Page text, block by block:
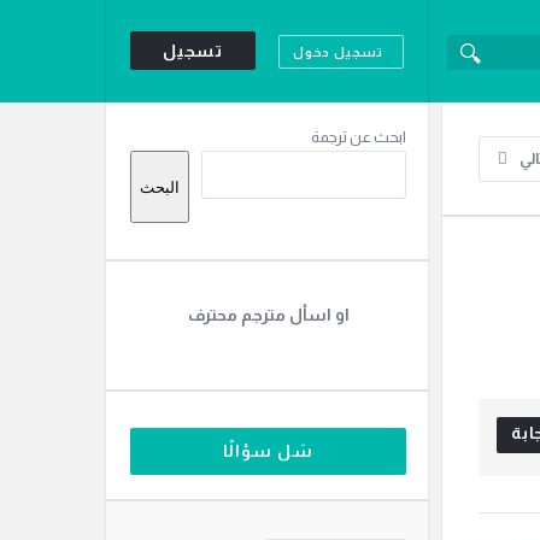
تسجيل دخول تسجيل
القائمة
ابحث عن ترجمة
البحث
او اسأل مترجم محترف
سَل سؤالًا